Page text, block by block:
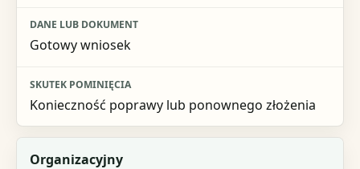
Gotowy wniosek
Konieczność poprawy lub ponownego złożenia
Organizacyjny